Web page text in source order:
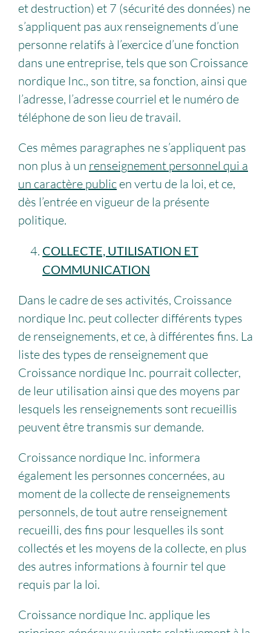
et destruction) et 7 (sécurité des données) ne
s’appliquent pas aux renseignements d’une
personne relatifs à l’exercice d’une fonction
dans une entreprise, tels que son Croissance
nordique Inc., son titre, sa fonction, ainsi que
l’adresse, l’adresse courriel et le numéro de
téléphone de son lieu de travail.
Ces mêmes paragraphes ne s’appliquent pas
non plus à un renseignement personnel qui a
un caractère publicen vertu de la loi, et ce,
dès l’entrée en vigueur de la présente
politique.
COLLECTE, UTILISATION ET
COMMUNICATION
Dans le cadre de ses activités, Croissance
nordique Inc. peut collecter différents types
de renseignements, et ce, à différentes fins. La
liste des types de renseignement que
Croissance nordique Inc. pourrait collecter,
de leur utilisation ainsi que des moyens par
lesquels les renseignements sont recueillis
peuvent être transmis sur demande.
Croissance nordique Inc. informera
également les personnes concernées, au
moment de la collecte de renseignements
personnels, de tout autre renseignement
recueilli, des fins pour lesquelles ils sont
collectés et les moyens de la collecte, en plus
des autres informations à fournir tel que
requis par la loi.
Croissance nordique Inc. applique les